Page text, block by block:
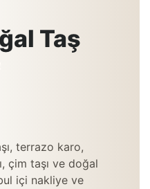
Taş
terrazo karo,
çim taşı ve doğal
içi nakliye ve